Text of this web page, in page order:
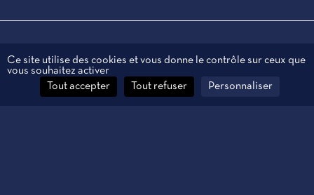
Legal information
Contact
Ce site utilise des cookies et vous donne le contrôle sur ceux que
vous souhaitez activer
Tout accepter
Tout refuser Personnaliser